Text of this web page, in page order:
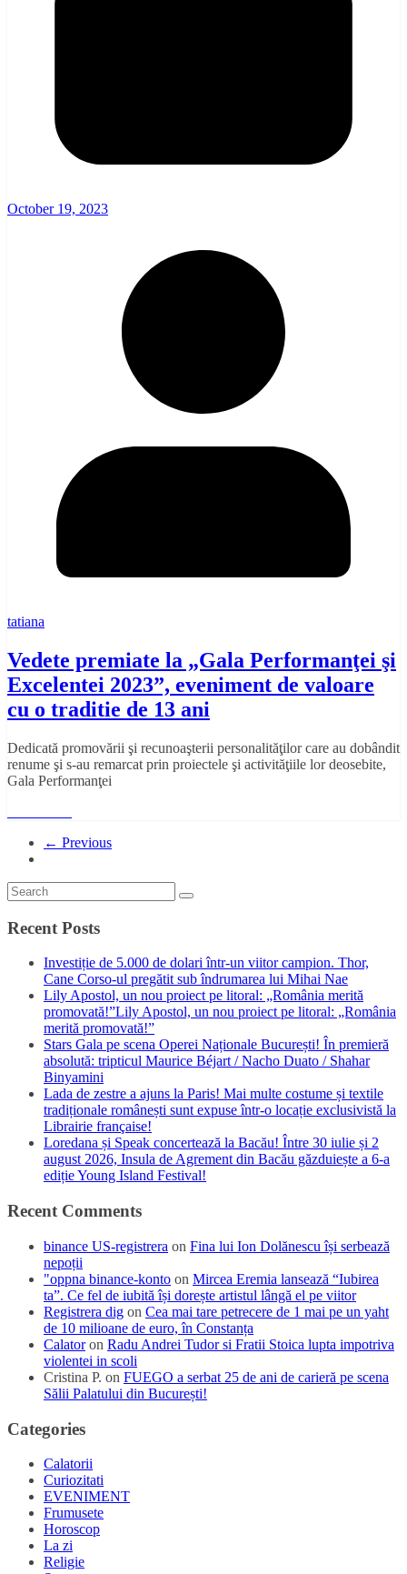
October 19, 2023
tatiana
Vedete premiate la „Gala Performanţei şi
Excelentei 2023”, eveniment de valoare
cu o traditie de 13 ani
Dedicată promovării şi recunoaşterii personalităţilor care au dobândit
renume şi s-au remarcat prin proiectele şi activităţiile lor deosebite,
Gala Performanţei
← Previous
Recent Posts
Investiție de 5.000 de dolari într-un viitor campion. Thor,
Cane Corso-ul pregătit sub îndrumarea lui Mihai Nae
Lily Apostol, un nou proiect pe litoral: „România merită
promovată!”Lily Apostol, un nou proiect pe litoral: „România
merită promovată!”
Stars Gala pe scena Operei Naționale București! În premieră
absolută: tripticul Maurice Béjart / Nacho Duato / Shahar
Binyamini
Lada de zestre a ajuns la Paris! Mai multe costume și textile
tradiționale românești sunt expuse într-o locație exclusivistă la
Librairie française!
Loredana și Speak concertează la Bacău! Între 30 iulie și 2
august 2026, Insula de Agrement din Bacău găzduiește a 6-a
ediție Young Island Festival!
Recent Comments
binance US-registrera on Fina lui Ion Dolănescu își serbează
nepoții
"oppna binance-konto on Mircea Eremia lansează “Iubirea
ta”. Ce fel de iubită își dorește artistul lângă el pe viitor
Registrera dig on Cea mai tare petrecere de 1 mai pe un yaht
de 10 milioane de euro, în Constanța
Calatoron Radu Andrei Tudor si Fratii Stoica lupta impotriva
violentei in scoli
Cristina P. on FUEGO a serbat 25 de ani de carieră pe scena
Sălii Palatului din București!
Categories
Calatorii
Curiozitati
EVENIMENT
Frumusete
Horoscop
La zi
Religie